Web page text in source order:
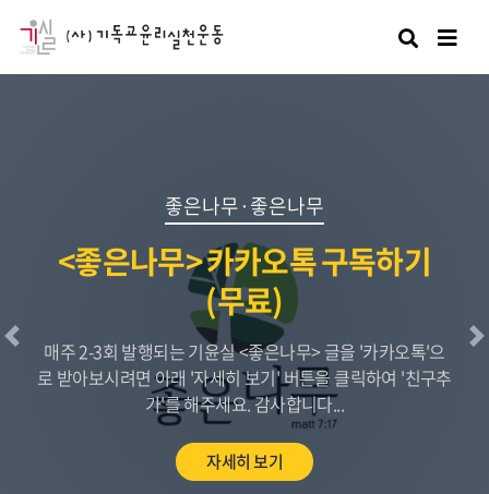
검색
좋은나무·좋은나무
<좋은나무> 카카오톡 구독하기
(무료)
매주 2-3회 발행되는 기윤실 <좋은나무> 글을 '카카오톡'으
로 받아보시려면 아래 '자세히 보기' 버튼을 클릭하여 '친구추
가'를 해주세요. 감사합니다...
자세히 보기
이전